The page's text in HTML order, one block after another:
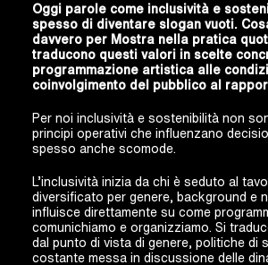
Oggi parole come inclusività e
spesso di diventare slogan vuoti.
davvero per Mostra nella pratica
traducono questi valori in scelte
programmazione artistica alle
coinvolgimento del pubblico al
Per noi inclusività e sostenibilità non
principi operativi che influenzano
spesso anche scomode.
L’inclusività inizia da chi è seduto al
diversificato per genere, background e
influisce direttamente su come
comunichiamo e organizziamo. Si
dal punto di vista di genere, politiche di
costante messa in discussione delle